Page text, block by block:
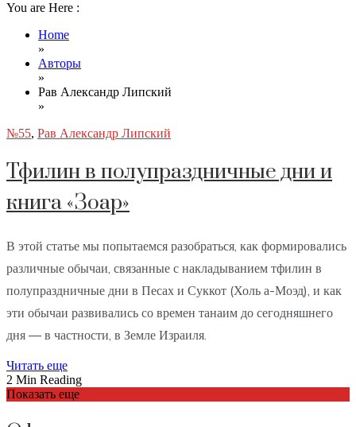
You are Here :
Home
»
Авторы
»
Рав Александр Липский
»
№55, Рав Александр Липский
Тфилин в полупраздничные дни и
книга «Зоар»
В этой статье мы попытаемся разобраться, как формировались
различные обычаи, связанные с накладыванием тфилин в
полупраздничные дни в Песах и Суккот (Холь а-Моэд), и как
эти обычаи развивались со времен танаим до сегодняшнего
дня — в частности, в Земле Израиля.
Читать еще
2 Min Reading
Показать еще